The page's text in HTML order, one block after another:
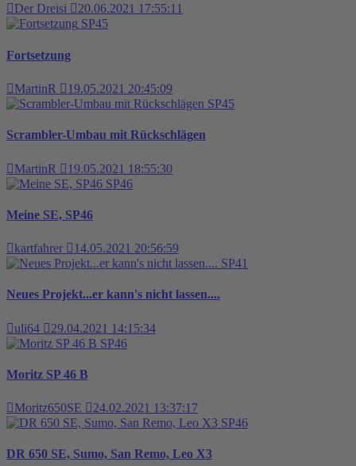
Der Dreisi
20.06.2021 17:55:11
SP45
Fortsetzung
MartinR
19.05.2021 20:45:09
SP45
Scrambler-Umbau mit Rückschlägen
MartinR
19.05.2021 18:55:30
SP46
Meine SE, SP46
kartfahrer
14.05.2021 20:56:59
SP41
Neues Projekt...er kann's nicht lassen....
uli64
29.04.2021 14:15:34
SP46
Moritz SP 46 B
Moritz650SE
24.02.2021 13:37:17
SP46
DR 650 SE, Sumo, San Remo, Leo X3